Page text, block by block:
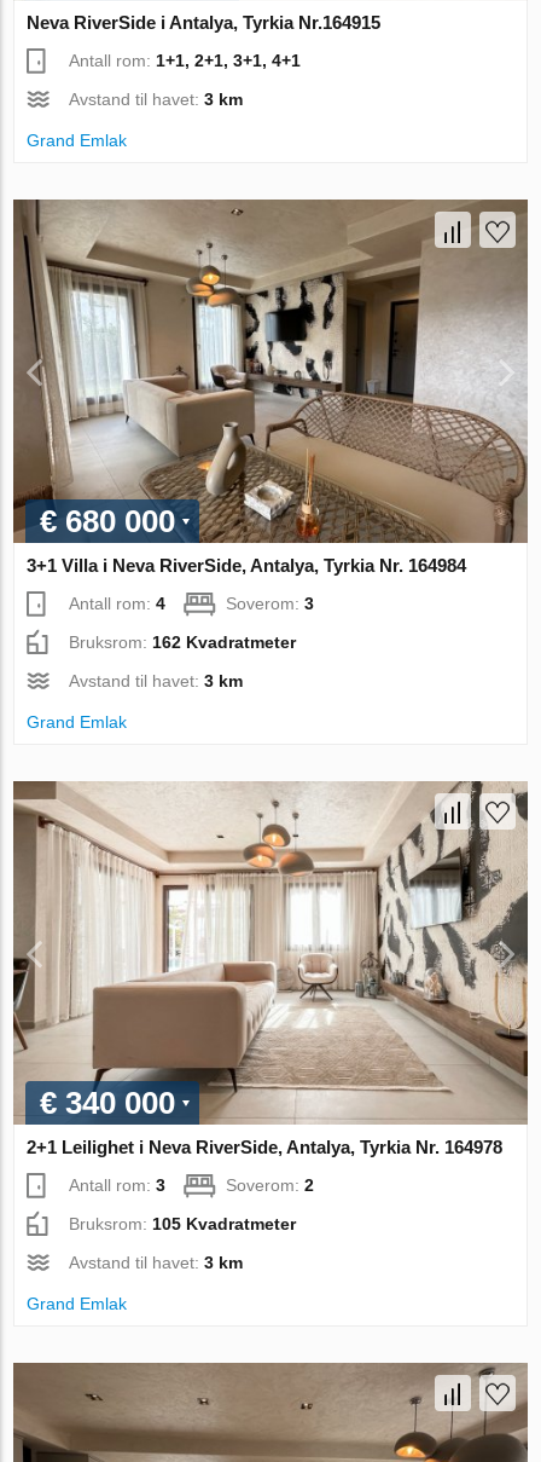
Neva RiverSide i Antalya, Tyrkia Nr.164915
Antall rom:1+1, 2+1, 3+1, 4+1
Avstand til havet:3 km
Grand Emlak
€ 680 000
3+1 Villa i Neva RiverSide, Antalya, Tyrkia Nr. 164984
Antall rom:4 Soverom:3
Bruksrom: 162 Kvadratmeter
Avstand til havet:3 km
Grand Emlak
€ 340 000
2+1 Leilighet i Neva RiverSide, Antalya, Tyrkia Nr. 164978
Antall rom:3 Soverom:2
Bruksrom: 105 Kvadratmeter
Avstand til havet:3 km
Grand Emlak